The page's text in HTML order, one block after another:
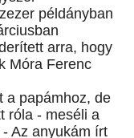
példányban
arra, hogy
Móra Ferenc
a papámhoz, de
róla - meséli a
Az anyukám írt